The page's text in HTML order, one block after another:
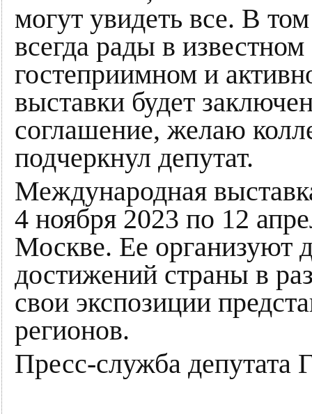
могут увидеть все. В
всегда рады в
гостеприимном и
выставки будет
соглашение, желаю
подчеркнул депутат.
Международная
4 ноября 2023 по 12
Москве. Ее организуют
достижений страны в
свои экспозиции
регионов.
Пресс-служба